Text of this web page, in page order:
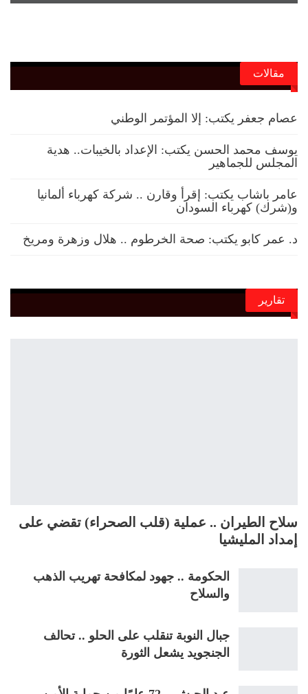
مقالات
عصام جعفر يكتب: إلا المؤتمر الوطني
يوسف محمد الحسن يكتب: الإعداد بالخيبات.. هدية
المجلس للجماهير
عامر باشاب يكتب: إقرأ وقارن .. شركة كهرباء ألمانيا
و(شرك) كهرباء السودان
د. عمر كابو يكتب: صحة الخرطوم .. هلال وزهرة ومريخ
تقارير
سلاح الطيران .. عملية (قلب الصحراء) تقضي على
إمداد المليشيا
الحكومة .. جهود لمكافحة تهريب الذهب
والسلاح
جبال النوبة تنقلب على الحلو .. تحالف
الجنجويد يشعل الثورة